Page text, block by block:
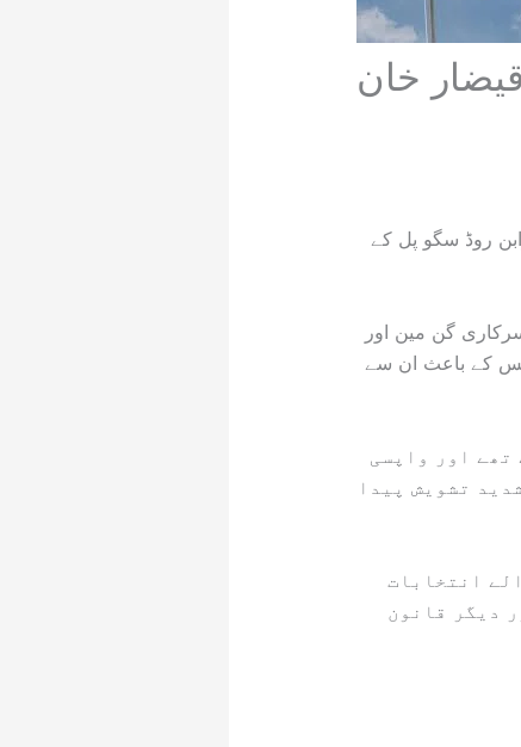
خان
روڈ سگو پل کے
گن مین اور
جس کے باعث ان سے
تھے اور واپسی
تشویش پیدا
انتخابات
دیگر قانون